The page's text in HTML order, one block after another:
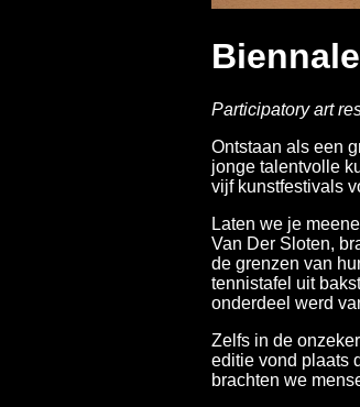
Participatory art
Ontstaan als een
jonge talentvolle
vijf kunstfestivals
Laten we je
Van Der Sloten,
de grenzen van
tennistafel uit
onderdeel werd
Zelfs in de
editie vond plaats
brachten we